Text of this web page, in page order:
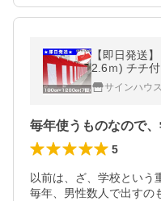
【即日発送
2.6ｍ) チチ
ステル)
サインハウス
5
以前は、ざ、学校という
毎年、男性数人で出すの